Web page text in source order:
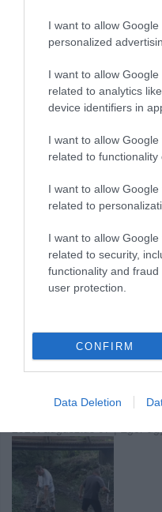
I want to allow
personalized
I want to allow
related to analytics
device identifiers in
I want to allow
related to functionality
I want to allow
related to
I want to allow
related to security,
functionality and
user protection.
CONFIRM
Data Deletion
TANULJ NÉMETÜL
2026. augusztus 07|
ÚJRAINDULNAK A
2026. augusztus 07| Eger
TÍZ ÉVE NEM VOLT ILYEN
MAGYARORSZÁGON
2026. augusztus 07|
MINDHÁROM ÜTEMBEN
2026. augusztus 07|Eger